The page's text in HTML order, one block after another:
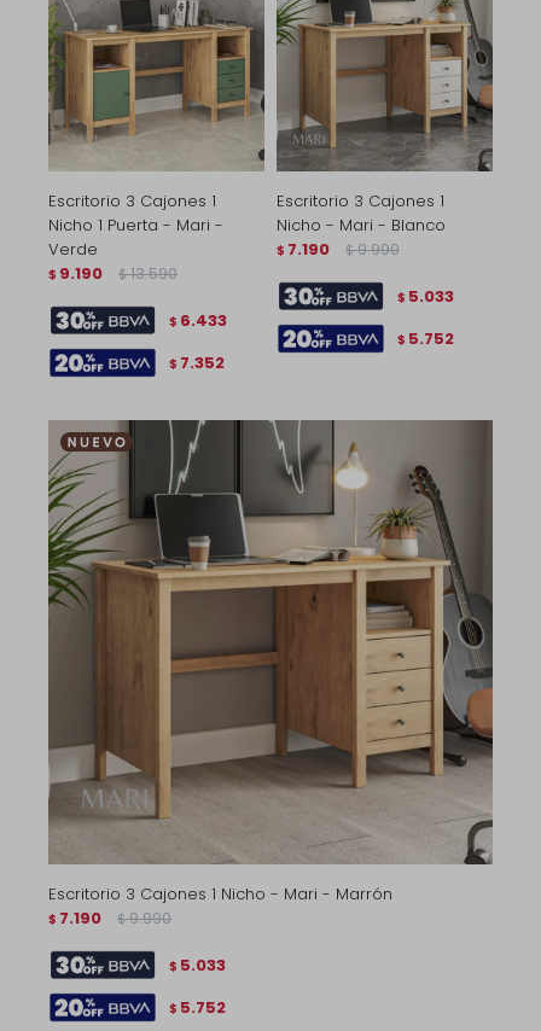
Escritorio 3 Cajones 1
Nicho 1 Puerta - Mari -
Verde
$ 9.190 $ 13.590
$ 6.433
$ 7.352
Escritorio 3 Cajones 1
Nicho - Mari - Blanco
$ 7.190 $ 9.990
$ 5.033
$ 5.752
Escritorio 3 Cajones 1 Nicho - Mari - Marrón
$ 7.190 $ 9.990
$ 5.033
$ 5.752